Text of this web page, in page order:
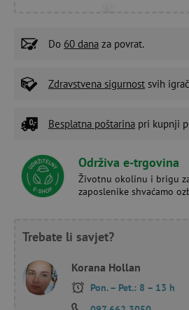
Do 60 dana za povrat.
Zdravstvena sigurnost svih
Besplatna poštarina pri kupnji
Održiva e-trgovina
Životnu okolinu i brigu
zaposlenike shvaćamo
Trebate li savjet?
Korana Hollan
Pon. – Pet.: 8 – 13 h